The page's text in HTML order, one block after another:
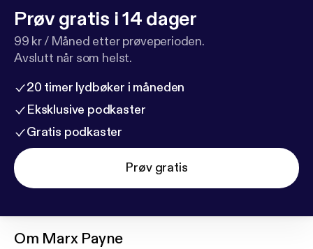
Prøv gratis i 14 dager
99 kr / Måned etter prøveperioden.
Avslutt når som helst.
20 timer lydbøker i måneden
Eksklusive podkaster
Gratis podkaster
Prøv gratis
Om Marx Payne